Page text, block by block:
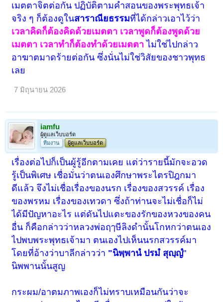
เมตตาจิตต่อกัน ปฏิบัติตามคำสอนของพระพุทธเจ้า
จริง ๆ ก็ต้องดูในสาราณียธรรมที่ได้กล่าวเอาไว้ว่า
เวลาคิดก็ต้องคิดด้วยเมตตา เวลาพูดก็ต้องพูดด้วย
เมตตา เวลาทำก็ต้องทำด้วยเมตตาไม่ใช่ไปกล่าว
อาฆาตมาดร้ายต่อกัน ซึ่งนั่นไม่ใช่วิสัยของชาวพุทธ
เลย
7 มิถุนายน 2026
iamfu
ผู้ดูแลเว็บบอร์ด
ทีมงาน
ผู้ดูแลเว็บบอร์ด
เรื่องต่อไปก็เป็นผู้รู้อีกตามเคย แต่ว่ารายนี้มักจะอวด
รู้เป็นพิเศษ เชื่อมั่นว่าตนเองศึกษาพระไตรปิฎกมา
ดีแล้ว จึงไม่เชื่อเรื่องของนรก เรื่องของสวรรค์ เรื่อง
ของพรหม เรื่องของเทวดา ซึ่งถ้าท่านจะไม่เชื่อก็ไม่
ได้มีปัญหาอะไร แต่ดันไปแตะของรักของหวงของคน
อื่น ก็คือกล่าวว่าหลวงพ่อฤๅษีลิงดำนั้นโกหกว่าตนเอง
ไปพบพระพุทธเจ้ามา ตนเองไปเห็นนรกสวรรค์มา
โดยที่อ้างว่าบาลีกล่าวว่า "นิพฺพานํ ปรมํ สุญฺญํ"
นิพพานนั้นสูญ
กระผม/อาตมภาพเองก็ไม่ทราบเหมือนกันว่าจะ